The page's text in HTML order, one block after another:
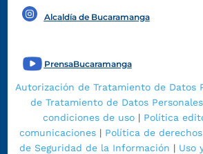
Alcaldía de Bucaramanga
PrensaBucaramanga
Autorización de Tratamiento de Datos
de Tratamiento de Datos Personales
condiciones de uso | Política
comunicaciones| Política de
de Seguridad de la Información | Uso